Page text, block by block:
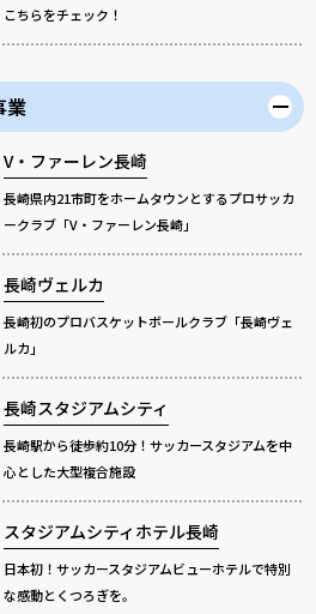
こちらをチェック！
業
V・ファーレン長崎
長崎県内21市町をホームタウンとするプロサッカ
ークラブ「V・ファーレン長崎」
長崎ヴェルカ
長崎初のプロバスケットボールクラブ「長崎ヴェ
ルカ」
長崎スタジアムシティ
長崎駅から徒歩約10分！サッカースタジアムを中
心とした大型複合施設
スタジアムシティホテル長崎
日本初！サッカースタジアムビューホテルで特別
な感動とくつろぎを。